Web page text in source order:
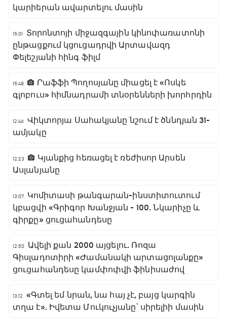
կարիերան ավարտելու մասին
15:01
Տորոնտոյի միջազգային կինոփառատոնի
ընթացքում կցուցադրվի Արտավազդ
Փելեշյանի հինգ ֆիլմ
15:48
Րաֆֆի Պողոսյանը միացել է «Ոսկե
գլոբուս» հիմնադրամի տնօրենների խորհրդին
12:46 Վիկտորյա Սահակյանը նշում է ծննդյան 31-
ամյակը
12:23
Կյանքից հեռացել է ռեժիսոր Արսեն
Ասլանյանը
13:07
Կոմիտասի թանգարան-ինստիտուտում
կբացվի «Գրիգոր Խանջյան - 100. Նկարիչը և
գիրքը» ցուցահանդեսը
12:50
Ավելի քան 2000 այցելու. Ռոզա
Գիսլադոտիրի «Ժամանակի արտացոլանքը»
ցուցահանդեսը կամփոփվի ֆինիսաժով
13:12
«Գտել եմ նրան, նա հայ չէ, բայց կարգին
տղա է». Իվետա Մուկուչյանը՝ սիրելիի մասին